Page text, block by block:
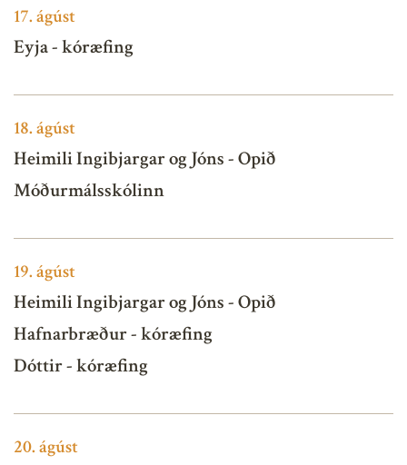
17.ágúst
Eyja - kóræfing
18.ágúst
Heimili Ingibjargar og Jóns - Opið
Móðurmálsskólinn
19.ágúst
Heimili Ingibjargar og Jóns - Opið
Hafnarbræður - kóræfing
Dóttir - kóræfing
20.ágúst